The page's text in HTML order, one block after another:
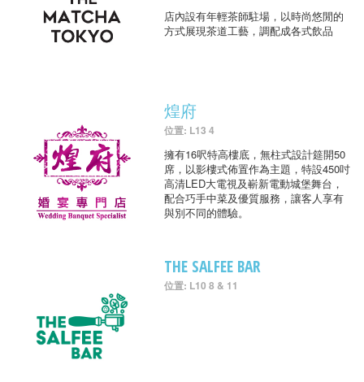
店內設有年輕茶師駐場，以時尚悠閒的
方式展現茶道工藝，調配成各式飲品
煌府
位置: L13 4
擁有16呎特高樓底，無柱式設計筵開50
席，以影樓式佈置作為主題，特設450吋
高清LED大電視及嶄新電動城堡舞台，
配合巧手中菜及優質服務，讓客人享有
與別不同的體驗。
THE SALFEE BAR
位置: L10 8 & 11